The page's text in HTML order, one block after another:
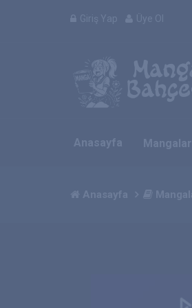
Giriş Yap Üye Ol
Anasayfa Mangalar